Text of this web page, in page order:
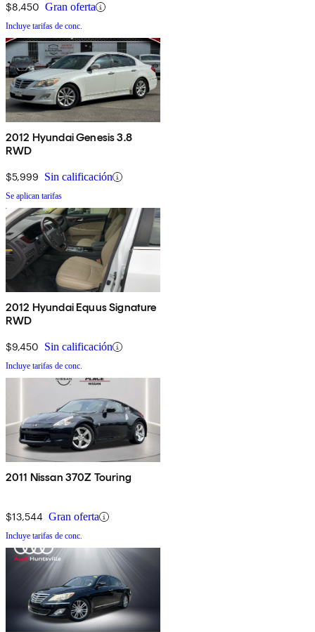
$8,450 Gran oferta
Incluye tarifas de conc.
2012 Hyundai Genesis 3.8
RWD
$5,999 Sin calificación
Se aplican tarifas
2012 Hyundai Equus Signature
RWD
$9,450 Sin calificación
Incluye tarifas de conc.
2011 Nissan 370Z Touring
$13,544 Gran oferta
Incluye tarifas de conc.